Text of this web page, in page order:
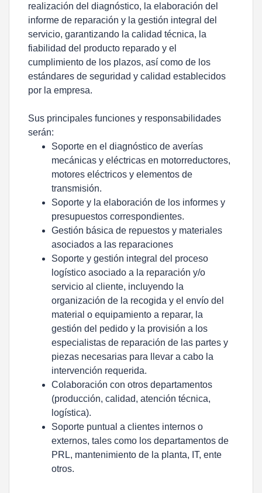
realización del diagnóstico, la elaboración del
informe de reparación y la gestión integral del
servicio, garantizando la calidad técnica, la
fiabilidad del producto reparado y el
cumplimiento de los plazos, así como de los
estándares de seguridad y calidad establecidos
por la empresa.
Sus principales funciones y responsabilidades
serán:
Soporte en el diagnóstico de averías
mecánicas y eléctricas en motorreductores,
motores eléctricos y elementos de
transmisión.
Soporte y la elaboración de los informes y
presupuestos correspondientes.
Gestión básica de repuestos y materiales
asociados a las reparaciones
Soporte y gestión integral del proceso
logístico asociado a la reparación y/o
servicio al cliente, incluyendo la
organización de la recogida y el envío del
material o equipamiento a reparar, la
gestión del pedido y la provisión a los
especialistas de reparación de las partes y
piezas necesarias para llevar a cabo la
intervención requerida.
Colaboración con otros departamentos
(producción, calidad, atención técnica,
logística).
Soporte puntual a clientes internos o
externos, tales como los departamentos de
PRL, mantenimiento de la planta, IT, ente
otros.